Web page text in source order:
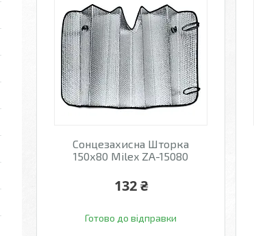
Сонцезахисна Шторка
150х80 Milex ZA-15080
132 ₴
Готово до відправки